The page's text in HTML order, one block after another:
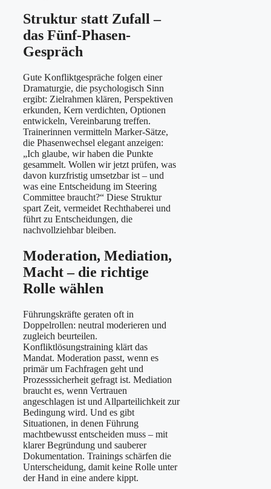
Struktur statt Zufall –
das Fünf-Phasen-
Gespräch
Gute Konfliktgespräche folgen einer
Dramaturgie, die psychologisch Sinn
ergibt: Zielrahmen klären, Perspektiven
erkunden, Kern verdichten, Optionen
entwickeln, Vereinbarung treffen.
Trainerinnen vermitteln Marker-Sätze,
die Phasenwechsel elegant anzeigen:
„Ich glaube, wir haben die Punkte
gesammelt. Wollen wir jetzt prüfen, was
davon kurzfristig umsetzbar ist – und
was eine Entscheidung im Steering
Committee braucht?“ Diese Struktur
spart Zeit, vermeidet Rechthaberei und
führt zu Entscheidungen, die
nachvollziehbar bleiben.
Moderation, Mediation,
Macht – die richtige
Rolle wählen
Führungskräfte geraten oft in
Doppelrollen: neutral moderieren und
zugleich beurteilen.
Konfliktlösungstraining klärt das
Mandat. Moderation passt, wenn es
primär um Fachfragen geht und
Prozesssicherheit gefragt ist. Mediation
braucht es, wenn Vertrauen
angeschlagen ist und Allparteilichkeit zur
Bedingung wird. Und es gibt
Situationen, in denen Führung
machtbewusst entscheiden muss – mit
klarer Begründung und sauberer
Dokumentation. Trainings schärfen die
Unterscheidung, damit keine Rolle unter
der Hand in eine andere kippt.